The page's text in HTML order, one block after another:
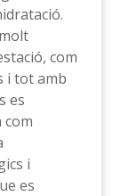
com
i tot amb
es
com
i
es